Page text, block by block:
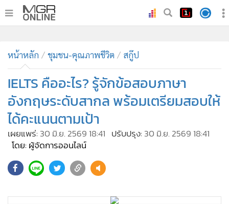
• ทันเหตุการณ์
• ภาคใต้
• ภูมิภาค
• Online Section
• บันเทิง
• ผู้จัดการรายวัน
คอลัมนิสต์
• ละคร
• Cyber BIZ
หน้าหลัก ชุมชน-คุณภาพชีวิต สกู๊ป
IELTS คืออะไร? รู้จักข้อสอบภาษา
อังกฤษระดับสากล พร้อมเตรียมสอบให้
ได้คะแนนตามเป้า
เผยแพร่: 30 มิ.ย. 2569 18:41 ปรับปรุง: 30 มิ.ย. 2569 18:41
โดย: ผู้จัดการออนไลน์